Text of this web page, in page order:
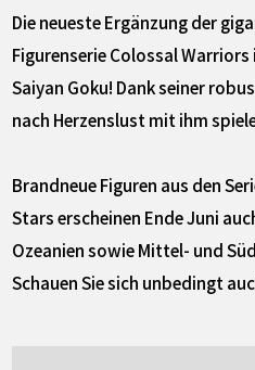
Die neueste Ergänzung der
Figurenserie Colossal
Saiyan Goku! Dank seiner
nach Herzenslust mit ihm
Brandneue Figuren aus den
Stars erscheinen Ende Juni
Ozeanien sowie Mittel- und
Schauen Sie sich unbedingt